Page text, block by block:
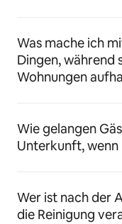
Was mache ich
Dingen, während
Wohnungen
Wie gelangen
Unterkunft, wenn
Wer ist nach der
die Reinigung